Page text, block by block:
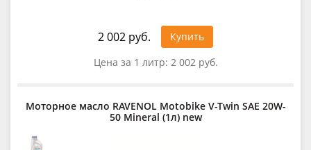
2 002 руб.
Купить
Цена за 1 литр: 2 002 руб.
Моторное масло RAVENOL Motobike V-Twin SAE 20W-
50 Mineral (1л) new